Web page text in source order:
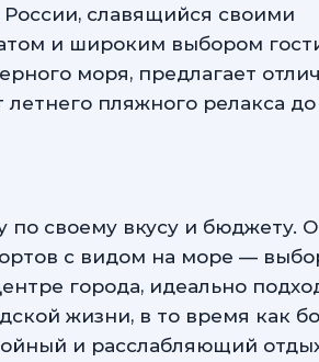
славящийся своими
и широким выбором
моря, предлагает
пляжного релакса
по своему вкусу и бюджету.
с видом на море —
города, идеально
жизни, в то время как
и расслабляющий